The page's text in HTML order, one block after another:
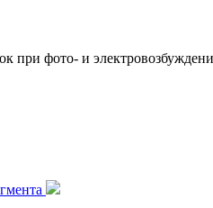
при фото- и